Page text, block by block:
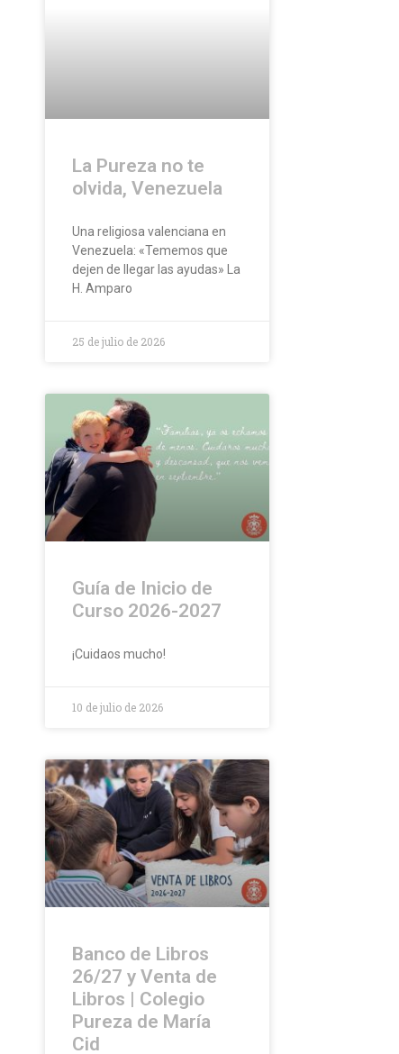
La Pureza no te
olvida, Venezuela
Una religiosa valenciana en
Venezuela: «Tememos que
dejen de llegar las ayudas» La
H. Amparo
25 de julio de 2026
Guía de Inicio de
Curso 2026-2027
¡Cuidaos mucho!
10 de julio de 2026
Banco de Libros
26/27 y Venta de
Libros | Colegio
Pureza de María
Cid